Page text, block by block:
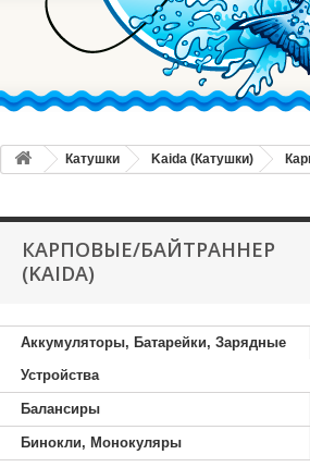
Катушки Kaida (Катушки)
КАРПОВЫЕ/БАЙТРАННЕР
(KAIDA)
Аккумуляторы, Батарейки, Зарядные
Устройства
Балансиры
Бинокли, Монокуляры